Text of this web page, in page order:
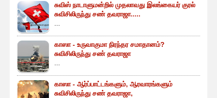
சுவிஸ் நாடாளுமன்றில் முதலாவது இலங்கையர் குரல்
சுவிசிலிருந்து சண் தவராஜா.....
காஸா - உருவாகுமா நிரந்தர சமாதானம்?
சுவிசிலிருந்து சண் தவராஜா
காஸா - ஆர்ப்பாட்டங்களும், ஆரவாரங்களும்
சுவிசிலிருந்து சண் தவராஜா,